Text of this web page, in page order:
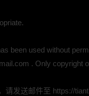
been used without
. Only copyright
发送邮件至 https://